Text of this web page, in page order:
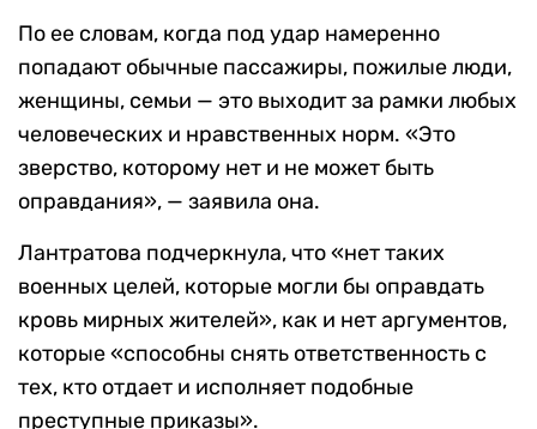
По ее словам, когда под удар намеренно
попадают обычные пассажиры, пожилые люди,
женщины, семьи — это выходит за рамки любых
человеческих и нравственных норм. «Это
зверство, которому нет и не может быть
оправдания», — заявила она.
Лантратова подчеркнула, что «нет таких
военных целей, которые могли бы оправдать
кровь мирных жителей», как и нет аргументов,
которые «способны снять ответственность с
тех, кто отдает и исполняет подобные
преступные приказы».